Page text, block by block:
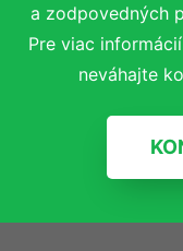
a zodpovedných
Pre viac
neváhajte